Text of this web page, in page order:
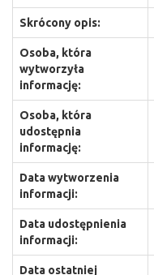
Skrócony opis:
Osoba, która
wytworzyła
informację:
Osoba, która
udostępnia
informację:
Data wytworzenia
informacji:
Data udostępnienia
informacji:
Data ostatniej